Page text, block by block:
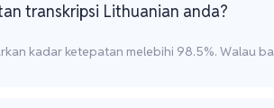
transkripsi Lithuanian anda?
kadar ketepatan melebihi 98.5%.